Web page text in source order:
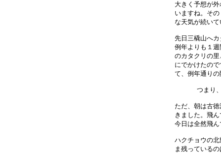
大きく予想が
いますね。そ
な天気
先日三橇山へ
例年よりも１
のカタクリの
にでかけたの
て、例年通
つまり
ただ、朝は古
きました。飛
今日は全然
ハクチョウの
ま残っている